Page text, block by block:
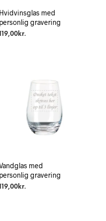
Hvidvinsglas med
personlig gravering
119,00kr.
med
personlig gravering
119,00kr.